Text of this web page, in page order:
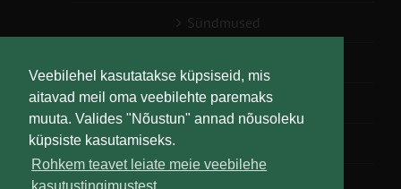
Veebilehel kasutatakse küpsiseid, mis
aitavad meil oma veebilehte paremaks
muuta. Valides "Nõustun" annad nõusoleku
küpsiste kasutamiseks.
Rohkem teavet leiate meie veebilehe
Sündmused
Teabesalv
Liitu uudiskirjaga